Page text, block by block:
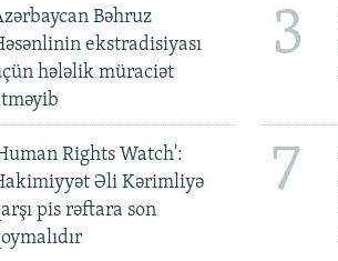
Bəhruz
ekstradisiyası
hələlik müraciət
3
Rights Watch':
Əli Kərimliyə
pis rəftara son
7